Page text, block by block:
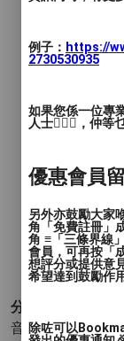
💠有興趣進
分類 :
音樂和表演 - 打
例子： https://
2730530935
如果您係一位專
人士🙋🏻‍♂️，仲
優惠會員
另外亦鼓勵大家
角「免費註冊」
角 ≡「三條界線
會員，可再按「
想評分或提供意
希望達到鼓勵作
除咗可以